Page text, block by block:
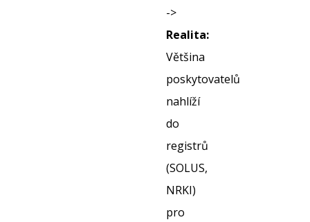
->
Realita:
Většina
poskytovatelů
nahlíží
do
registrů
(SOLUS,
NRKI)
pro